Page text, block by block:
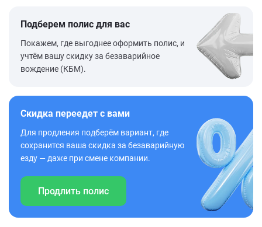
Подберем полис для вас
Покажем, где выгоднее оформить полис, и
учтём вашу скидку за безаварийное
вождение (КБМ).
Скидка переедет с вами
Для продления подберём вариант, где
сохранится ваша скидка за безаварийную
езду — даже при смене компании.
Продлить полис